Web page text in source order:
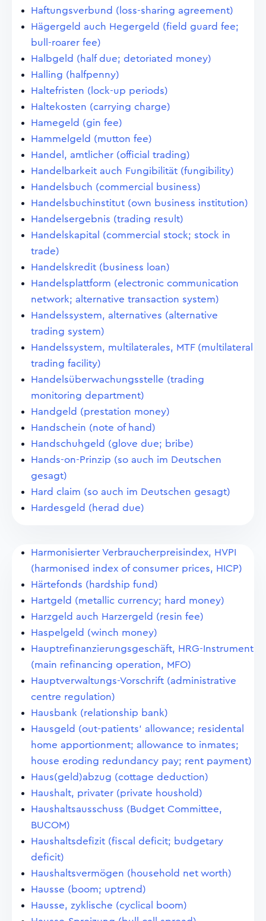
Haftungsverbund (loss-sharing agreement)
Hägergeld auch Hegergeld (field guard fee;
bull-roarer fee)
Halbgeld (half due; detoriated money)
Halling (halfpenny)
Haltefristen (lock-up periods)
Haltekosten (carrying charge)
Hamegeld (gin fee)
Hammelgeld (mutton fee)
Handel, amtlicher (official trading)
Handelbarkeit auch Fungibilität (fungibility)
Handelsbuch (commercial business)
Handelsbuchinstitut (own business institution)
Handelsergebnis (trading result)
Handelskapital (commercial stock; stock in
trade)
Handelskredit (business loan)
Handelsplattform (electronic communication
network; alternative transaction system)
Handelssystem, alternatives (alternative
trading system)
Handelssystem, multilaterales, MTF (multilateral
trading facility)
Handelsüberwachungsstelle (trading
monitoring department)
Handgeld (prestation money)
Handschein (note of hand)
Handschuhgeld (glove due; bribe)
Hands-on-Prinzip (so auch im Deutschen
gesagt)
Hard claim (so auch im Deutschen gesagt)
Hardesgeld (herad due)
Harmonisierter Verbraucherpreisindex, HVPI
(harmonised index of consumer prices, HICP)
Härtefonds (hardship fund)
Hartgeld (metallic currency; hard money)
Harzgeld auch Harzergeld (resin fee)
Haspelgeld (winch money)
Hauptrefinanzierungsgeschäft, HRG-Instrument
(main refinancing operation, MFO)
Hauptverwaltungs-Vorschrift (administrative
centre regulation)
Hausbank (relationship bank)
Hausgeld (out-patients' allowance; residental
home apportionment; allowance to inmates;
house eroding redundancy pay; rent payment)
Haus(geld)abzug (cottage deduction)
Haushalt, privater (private houshold)
Haushaltsausschuss (Budget Committee,
BUCOM)
Haushaltsdefizit (fiscal deficit; budgetary
deficit)
Haushaltsvermögen (household net worth)
Hausse (boom; uptrend)
Hausse, zyklische (cyclical boom)